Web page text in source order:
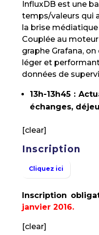
InfluxDB est une
temps/valeurs qui
la brise
Couplée au
graphe Grafana, on
léger et
données de
13h-13h45 :
échanges,
[clear]
Inscription
Cliquez ici
Inscription
janvier 2016.
[clear]